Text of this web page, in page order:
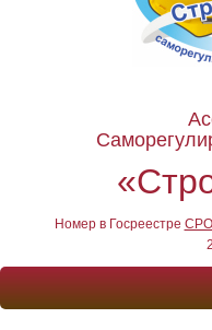
Номер в Госреестре